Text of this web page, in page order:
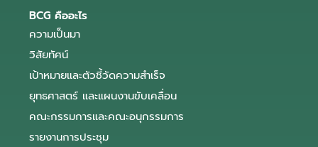
BCG คืออะไร
ความเป็นมา
วิสัยทัศน์
เป้าหมายและตัวชี้วัดความสำเร็จ
ยุทธศาสตร์ และแผนงานขับเคลื่อน
คณะกรรมการและคณะอนุกรรมการ
รายงานการประชุม